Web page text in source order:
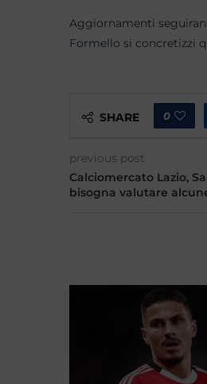
Aggiornamenti
Formello si concretizzi
SHARE 0
previous post
Calciomercato Lazio,
bisogna valutare